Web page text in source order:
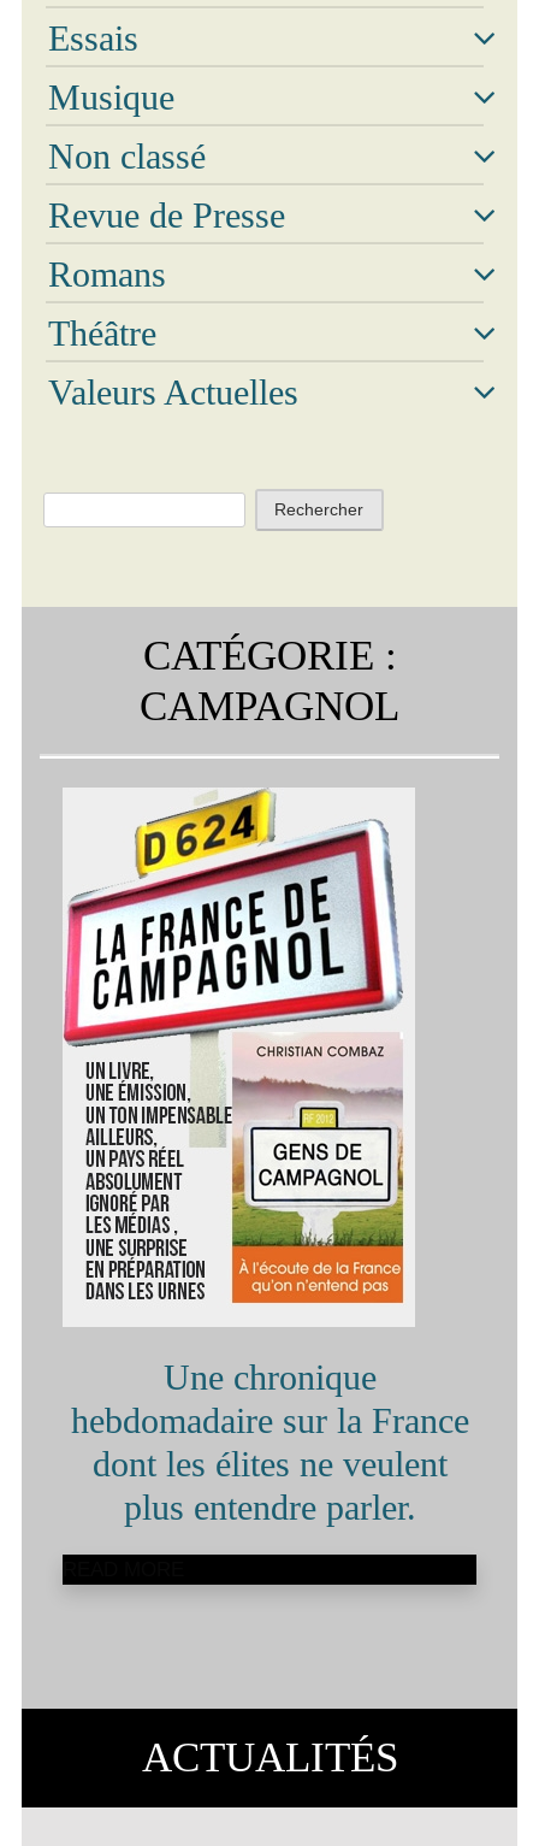
Essais
Musique
Non classé
Revue de Presse
Romans
Théâtre
Valeurs Actuelles
Rechercher :
CATÉGORIE :
CAMPAGNOL
Une chronique
hebdomadaire sur la France
dont les élites ne veulent
plus entendre parler.
ACTUALITÉS